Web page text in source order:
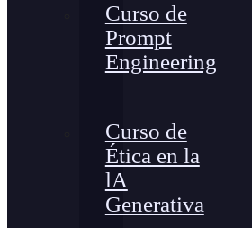
Curso de
Prompt
Engineering
Curso de
Ética en la
lA
Generativa